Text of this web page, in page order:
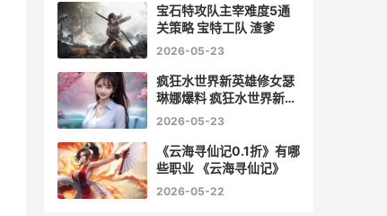
宝石特攻队主宰难度5通
关策略 宝特工队 渣爹
2026-05-23
疯狂水世界新英雄修女瑟
琳娜爆料 疯狂水世界新英
雄
2026-05-23
《云海寻仙记0.1折》有哪
些职业 《云海寻仙记》
2026-05-22